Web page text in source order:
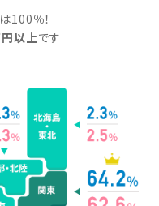
100％！
以上です